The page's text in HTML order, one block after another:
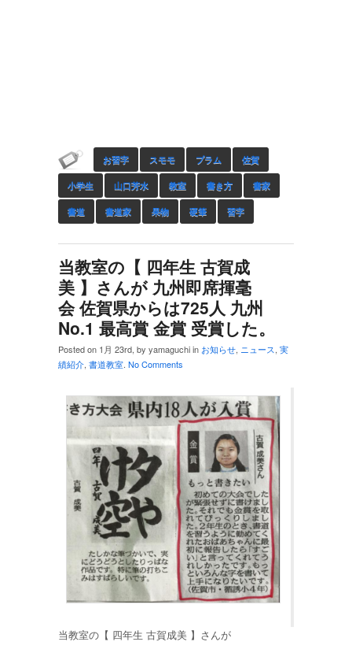
お習字 スモモ プラム 佐賀
小学生 山口芳水 教室 書き方 書家
書道 書道家 果物 硬筆 習字
当教室の【 四年生 古賀成
美 】さんが 九州即席揮毫
会 佐賀県からは725人 九州
No.1 最高賞 金賞 受賞した。
Posted on 1月 23rd, by yamaguchi in お知らせ, ニュース, 実
績紹介, 書道教室. No Comments
当教室の【 四年生 古賀成美 】さんが